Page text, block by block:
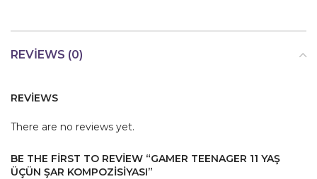
REVIEWS (0)
REVIEWS
There are no reviews yet.
BE THE FIRST TO REVIEW “GAMER TEENAGER 11 YAŞ
ÜÇÜN ŞAR KOMPOZISIYASI”